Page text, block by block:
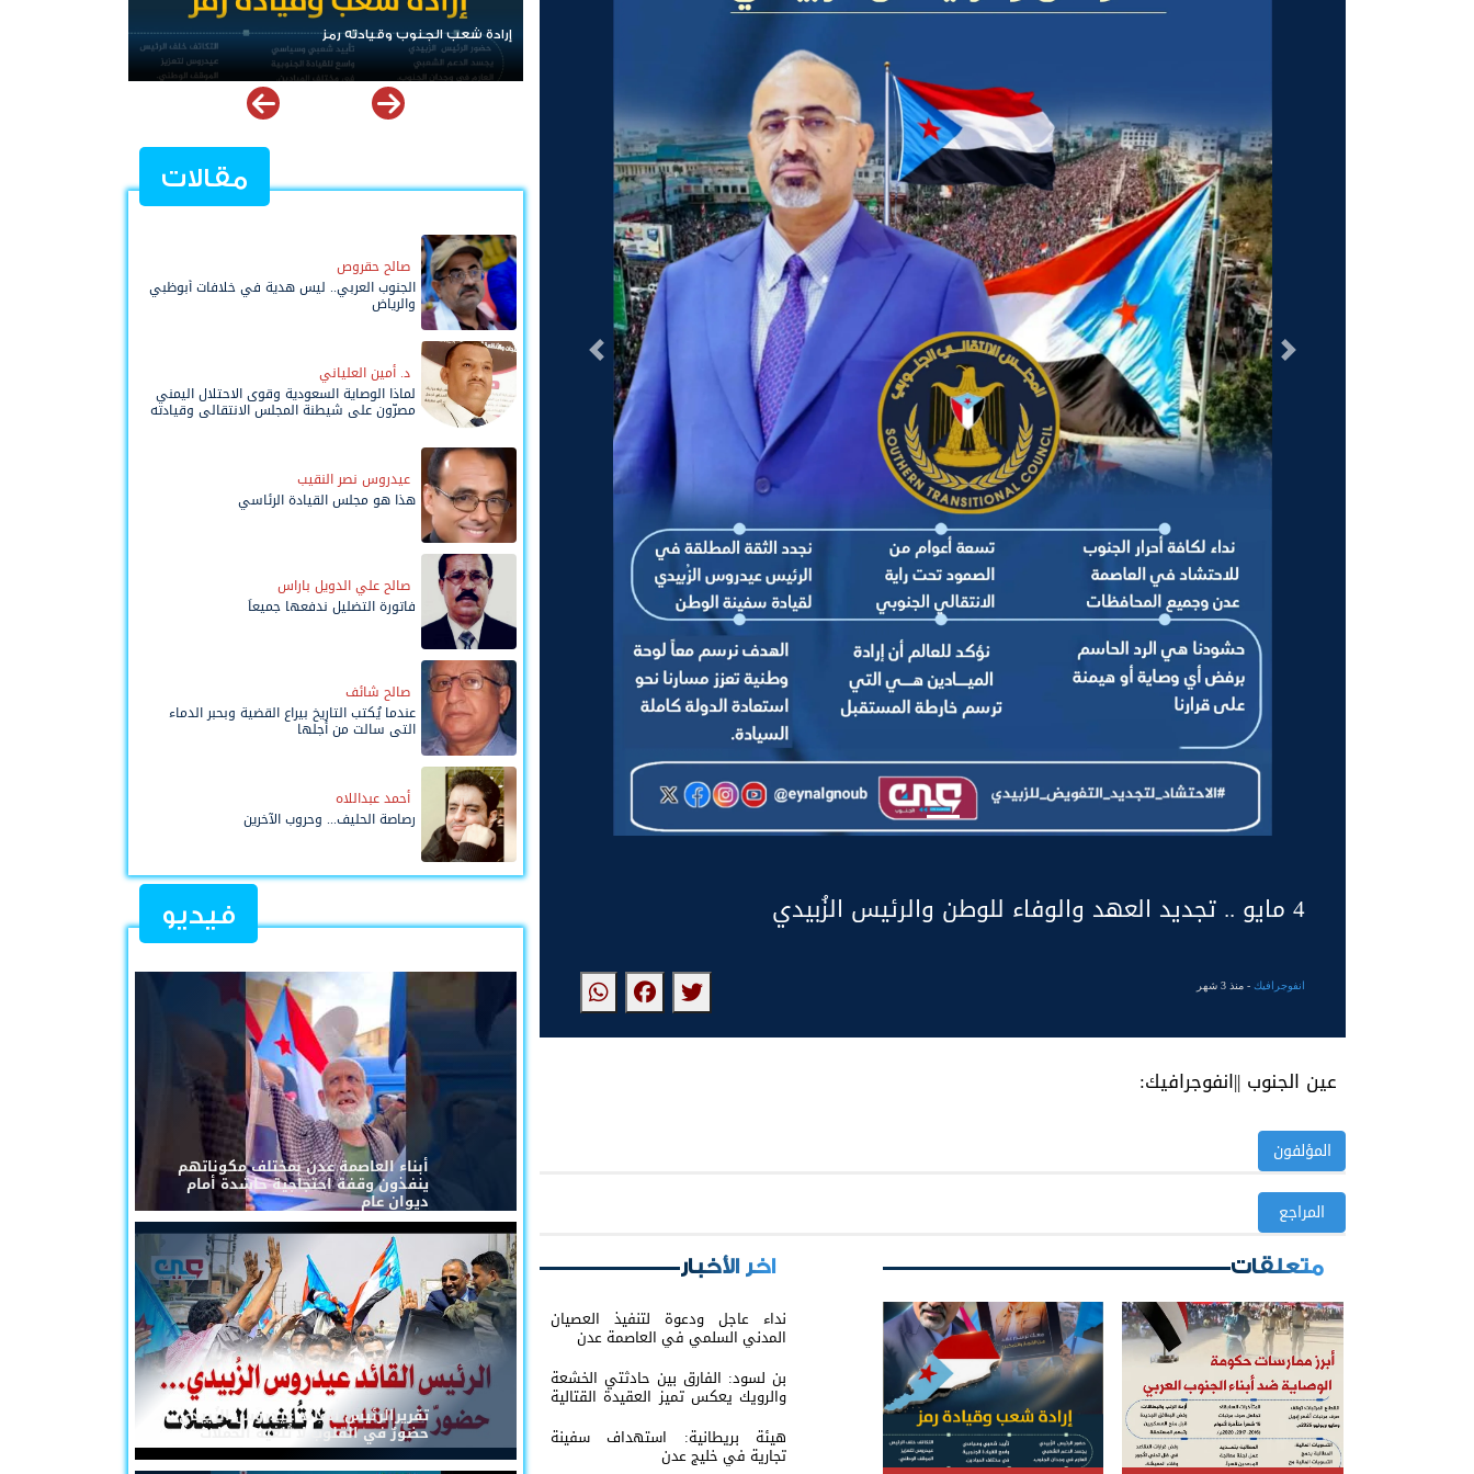
التالى السابق
4 مايو .. تجديد العهد والوفاء للوطن والرئيس الزُبيدي
انفوجرافيك- منذ 3 شهر
عين الجنوب ||انفوجرافيك:
المؤلفون
المراجع
متعلقات اخر الأخبار
نداء عاجل ودعوة لتنفيذ العصيان
المدني السلمي في العاصمة عدن
بن لسود: الفارق بين حادثتي الخشعة
والرويك يعكس تميز العقيدة القتالية
هيئة بريطانية: استهداف سفينة
تجارية في خليج عدن
إرادة شعب الجنوب وقيادته رمز الرئيس عيدروس الزُبيدي.. نبض الجنوب ورمز
مقالات
صالح حقروص
الجنوب العربي.. ليس هدية في خلافات أبوظبي
والرياض
د. أمين العلياني
لماذا الوصاية السعودية وقوى الاحتلال اليمني
مصرّون على شيطنة المجلس الانتقالي وقيادته
عيدروس نصر النقيب
هذا هو مجلس القيادة الرئاسي
صالح علي الدويل باراس
فاتورة التضليل ندفعها جميعاً
صالح شائف
عندما يُكتب التاريخ بيراع القضية وبحبر الدماء
التي سالت من أجلها
أحمد عبداللاه
رصاصة الحليف... وحروب الآخرين
فيديو
أبناء العاصمة عدن بمختلف مكوناتهم
ينفذون وقفة احتجاجية حاشدة أمام
ديوان عام
تقريرالرئيس القائد عيدروس الزُبيدي...
حضورٌ في القلوب لا تُلغيه الحملات